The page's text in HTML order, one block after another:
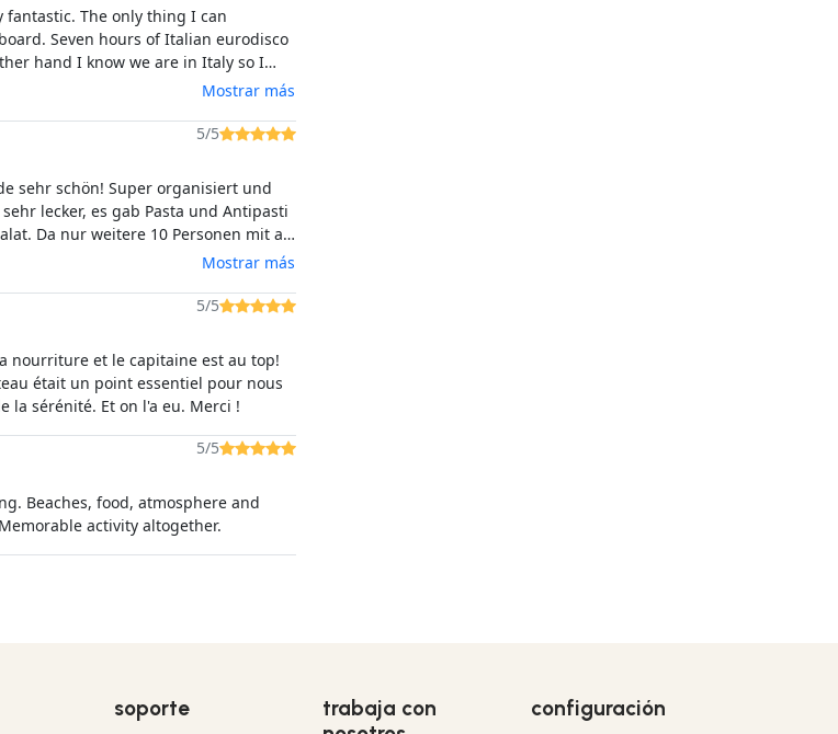
The only thing I can
Seven hours of Italian eurodisco
hand I know we are in Italy so I
was topclass and the food wasMostrar más
5/5
sehr schön! Super organisiert und
lecker, es gab Pasta und Antipasti
Da nur weitere 10 Personen mit an
und es wurde für jeden gesorgt.
Mostrar más
5/5
nourriture et le capitaine est au top!
était un point essentiel pour nous
la sérénité. Et on l'a eu. Merci !
5/5
Beaches, food, atmosphere and
activity altogether.
soporte
trabaja con
configuración